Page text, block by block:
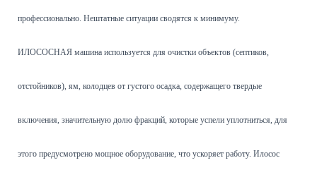
профессионально. Нештатные ситуации сводятся к минимуму.
ИЛОСОСНАЯ машина используется для очистки объектов (септиков,
отстойников), ям, колодцев от густого осадка, содержащего твердые
включения, значительную долю фракций, которые успели уплотниться, для
этого предусмотрено мощное оборудование, что ускоряет работу. Илосос